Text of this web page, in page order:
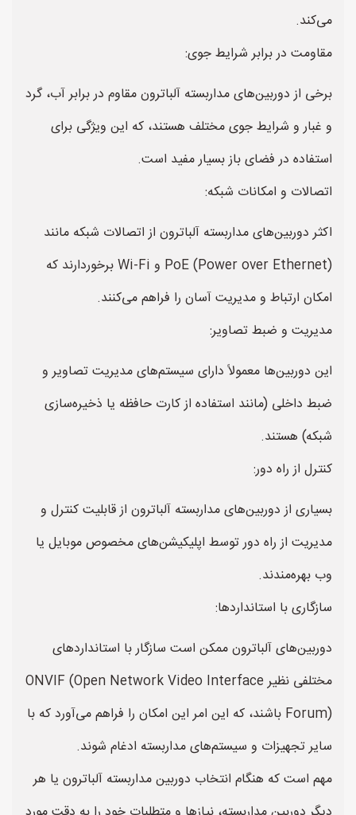
می‌کند.
مقاومت در برابر شرایط جوی:
برخی از دوربین‌های مداربسته آلباترون مقاوم در برابر آب، گرد
و غبار و شرایط جوی مختلف هستند، که این ویژگی برای
استفاده در فضای باز بسیار مفید است.
اتصالات و امکانات شبکه:
اکثر دوربین‌های مداربسته آلباترون از اتصالات شبکه مانند
PoE (Power over Ethernet) و Wi-Fi برخوردارند که
امکان ارتباط و مدیریت آسان را فراهم می‌کنند.
مدیریت و ضبط تصاویر:
این دوربین‌ها معمولاً دارای سیستم‌های مدیریت تصاویر و
ضبط داخلی (مانند استفاده از کارت حافظه یا ذخیره‌سازی
شبکه) هستند.
کنترل از راه دور:
بسیاری از دوربین‌های مداربسته آلباترون از قابلیت کنترل و
مدیریت از راه دور توسط اپلیکیشن‌های مخصوص موبایل یا
وب بهره‌مندند.
سازگاری با استانداردها:
دوربین‌های آلباترون ممکن است سازگار با استانداردهای
مختلفی نظیر ONVIF (Open Network Video Interface
Forum) باشند، که این امر این امکان را فراهم می‌آورد که با
سایر تجهیزات و سیستم‌های مداربسته ادغام شوند.
مهم است که هنگام انتخاب دوربین مداربسته آلباترون یا هر